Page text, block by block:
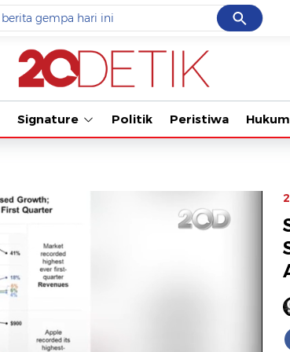
Cancel
sedang ramai dicari
live draw sgp
yang dicari
Tonton
Signature Politik Peristiwa Hukum